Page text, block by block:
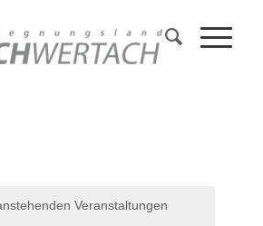
Veranstaltungen